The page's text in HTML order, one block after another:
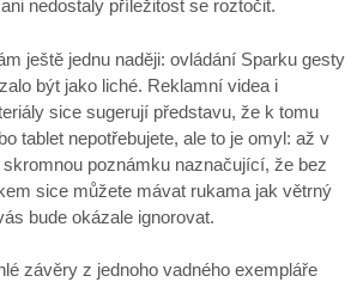
nedostaly příležitost se roztočit.
ještě jednu naději: ovládání Sparku gesty
být jako liché. Reklamní videa i
sice sugerují představu, že k tomu
tablet nepotřebujete, ale to je omyl: až v
skromnou poznámku naznačující, že bez
sice můžete mávat rukama jak větrný
bude okázale ignorovat.
závěry z jednoho vadného exempláře